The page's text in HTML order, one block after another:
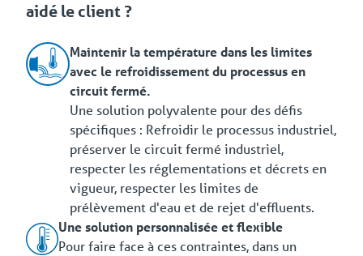
aidé le client ?
Maintenir la température dans les limites
avec le refroidissement du processus en
circuit fermé.
Une solution polyvalente pour des défis
spécifiques : Refroidir le processus industriel,
préserver le circuit fermé industriel,
respecter les réglementations et décrets en
vigueur, respecter les limites de
prélèvement d'eau et de rejet d'effluents.
Une solution personnalisée et flexible
Pour faire face à ces contraintes, dans un